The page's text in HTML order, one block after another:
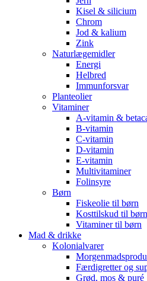
Kisel & silicium
Chrom
Jod & kalium
Zink
Naturlægemidler
Energi
Helbred
Immunforsvar
Planteolier
Vitaminer
A-vitamin &
B-vitamin
C-vitamin
D-vitamin
E-vitamin
Multivitaminer
Folinsyre
Børn
Fiskeolie til børn
Kosttilskud til børn
Vitaminer til børn
Mad & drikke
Kolonialvarer
Færdigretter og
Grød, mos & puré